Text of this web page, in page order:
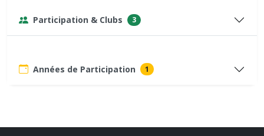
Participation & Clubs 3
Années de Participation 1